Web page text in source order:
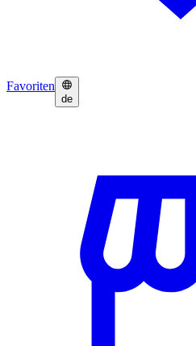
Favoriten
de